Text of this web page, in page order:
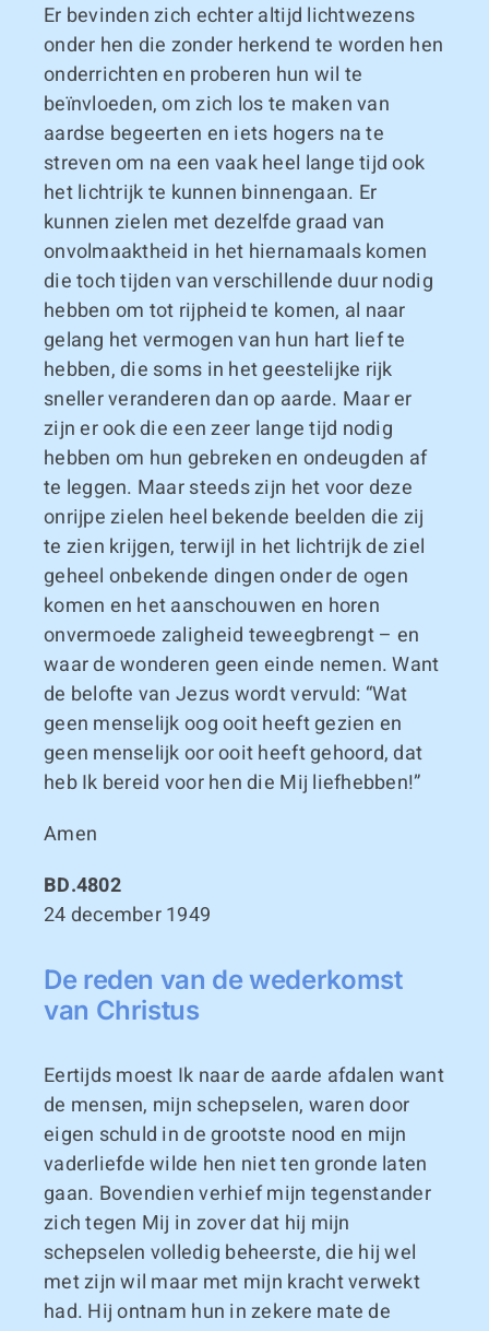
Er bevinden zich echter altijd lichtwezens
onder hen die zonder herkend te worden hen
onderrichten en proberen hun wil te
beïnvloeden, om zich los te maken van
aardse begeerten en iets hogers na te
streven om na een vaak heel lange tijd ook
het lichtrijk te kunnen binnengaan. Er
kunnen zielen met dezelfde graad van
onvolmaaktheid in het hiernamaals komen
die toch tijden van verschillende duur nodig
hebben om tot rijpheid te komen, al naar
gelang het vermogen van hun hart lief te
hebben, die soms in het geestelijke rijk
sneller veranderen dan op aarde. Maar er
zijn er ook die een zeer lange tijd nodig
hebben om hun gebreken en ondeugden af
te leggen. Maar steeds zijn het voor deze
onrijpe zielen heel bekende beelden die zij
te zien krijgen, terwijl in het lichtrijk de ziel
geheel onbekende dingen onder de ogen
komen en het aanschouwen en horen
onvermoede zaligheid teweegbrengt – en
waar de wonderen geen einde nemen. Want
de belofte van Jezus wordt vervuld: “Wat
geen menselijk oog ooit heeft gezien en
geen menselijk oor ooit heeft gehoord, dat
heb Ik bereid voor hen die Mij liefhebben!”
Amen
BD.4802
24 december 1949
De reden van de wederkomst
van Christus
Eertijds moest Ik naar de aarde afdalen want
de mensen, mijn schepselen, waren door
eigen schuld in de grootste nood en mijn
vaderliefde wilde hen niet ten gronde laten
gaan. Bovendien verhief mijn tegenstander
zich tegen Mij in zover dat hij mijn
schepselen volledig beheerste, die hij wel
met zijn wil maar met mijn kracht verwekt
had. Hij ontnam hun in zekere mate de